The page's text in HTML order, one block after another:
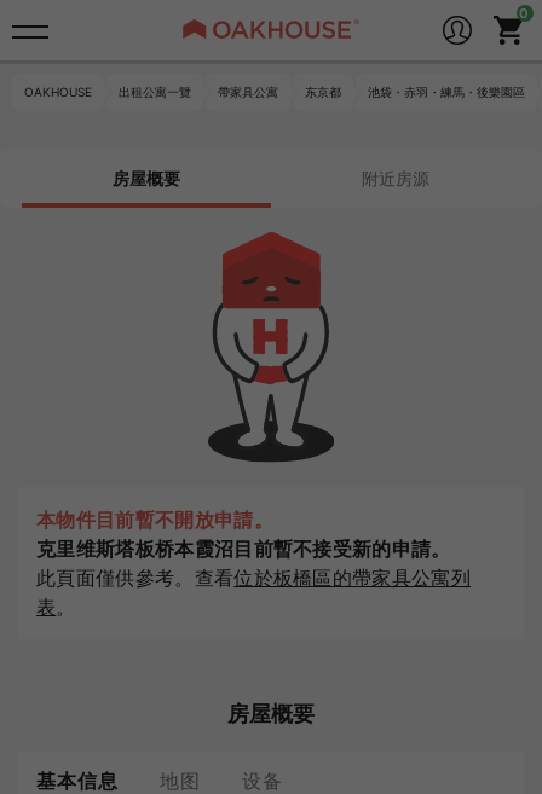
OAKHOUSE 出租公寓一覽 帶家具公寓 东京都 池袋・赤羽・練馬・後樂園區
房屋概要 附近房源
本物件目前暫不開放申請。
克里维斯塔板桥本霞沼目前暫不接受新的申請。
此頁面僅供參考。查看位於板橋區的帶家具公寓列
表。
房屋概要
基本信息 地图 设备